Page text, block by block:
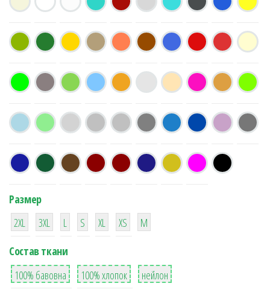
Размер
38
2XL
16
3XL
42
L
42
S
42
XL XS
М
Состав ткани
8
100% бавовна
36
100% хлопок
2
нейлон